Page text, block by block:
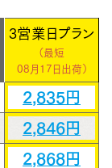
3営業日プラン
（最短
08月17日出荷）
2,835円
2,846円
2,868円